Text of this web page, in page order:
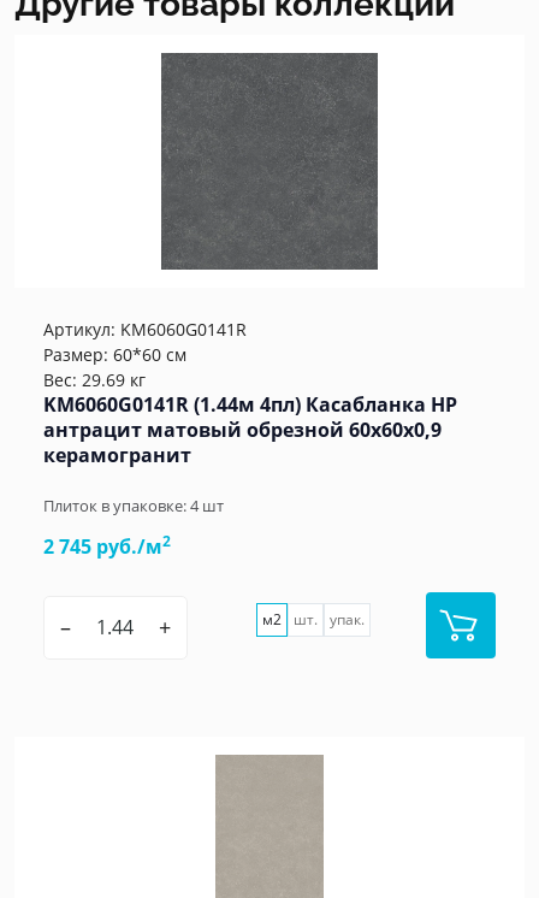
Артикул: KM6060G0141R
Размер: 60*60 см
Вес: 29.69 кг
KM6060G0141R (1.44м 4пл) Касабланка HP
антрацит матовый обрезной 60x60x0,9
керамогранит
Плиток в упаковке:4шт
2 745 руб./м2
– + м2 шт. упак.